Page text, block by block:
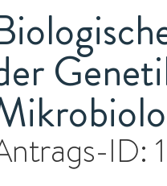
ID: